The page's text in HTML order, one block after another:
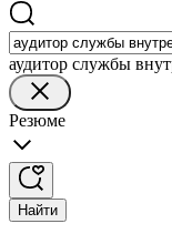
аудитор службы
Резюме
Найти